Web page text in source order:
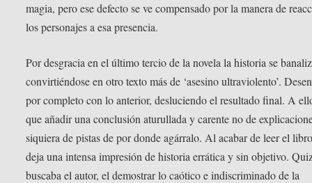
magia, pero ese defecto se ve compensado por la manera de
los personajes a esa presencia.
Por desgracia en el último tercio de la novela la historia se
convirtiéndose en otro texto más de ‘asesino ultraviolento’.
por completo con lo anterior, desluciendo el resultado final. A
que añadir una conclusión aturullada y carente no de
siquiera de pistas de por donde agárralo. Al acabar de leer el
deja una intensa impresión de historia errática y sin objetivo.
buscaba el autor, el demostrar lo caótico e indiscriminado de la